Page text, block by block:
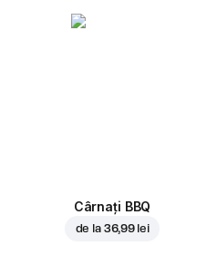
Cârnați BBQ
de la 36,99 lei